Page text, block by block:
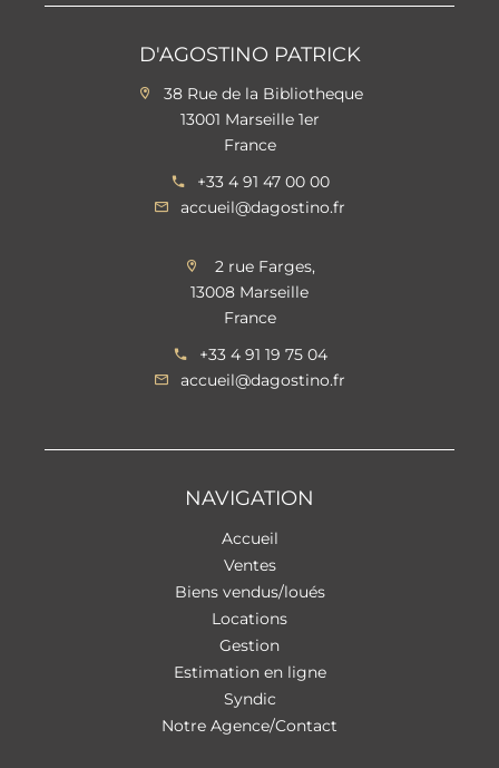
D'AGOSTINO PATRICK
38 Rue de la Bibliotheque
13001 Marseille 1er
France
+33 4 91 47 00 00
accueil@dagostino.fr
2 rue Farges,
13008 Marseille
France
+33 4 91 19 75 04
accueil@dagostino.fr
NAVIGATION
Accueil
Ventes
Biens vendus/loués
Locations
Gestion
Estimation en ligne
Syndic
Notre Agence/Contact